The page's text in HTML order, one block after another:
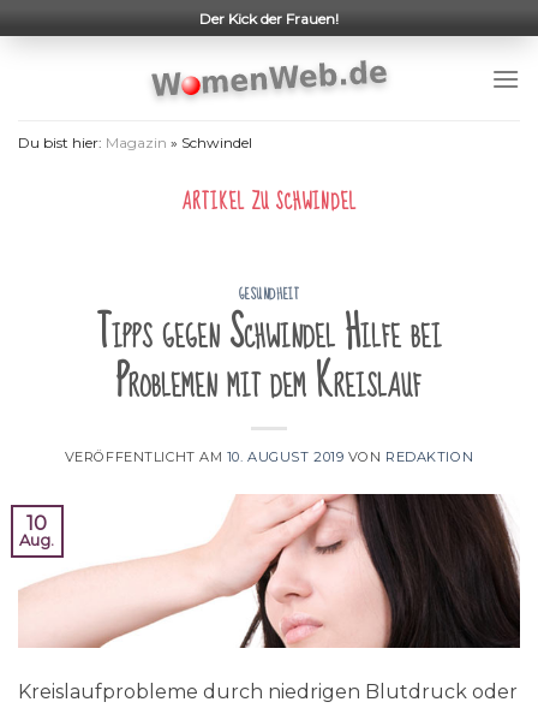
to
Der Kick der Frauen!
Du bist hier: Magazin » Schwindel
ARTIKEL ZUSCHWINDEL
GESUNDHEIT
Tipps gegen Schwindel Hilfe bei
Problemen mit dem Kreislauf
VERÖFFENTLICHT AM 10. AUGUST 2019 VON REDAKTION
10
Aug.
Kreislaufprobleme durch niedrigen Blutdruck oder